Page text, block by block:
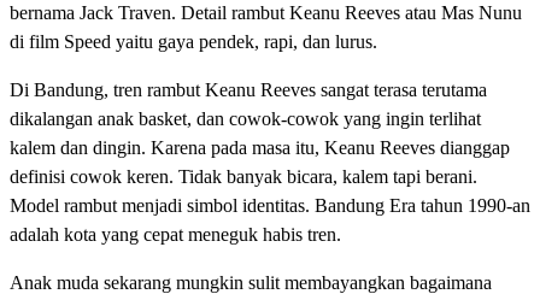
bernama Jack Traven. Detail rambut Keanu Reeves atau Mas Nunu
di film Speed yaitu gaya pendek, rapi, dan lurus.
Di Bandung, tren rambut Keanu Reeves sangat terasa terutama
dikalangan anak basket, dan cowok-cowok yang ingin terlihat
kalem dan dingin. Karena pada masa itu, Keanu Reeves dianggap
definisi cowok keren. Tidak banyak bicara, kalem tapi berani.
Model rambut menjadi simbol identitas. Bandung Era tahun 1990-an
adalah kota yang cepat meneguk habis tren.
Anak muda sekarang mungkin sulit membayangkan bagaimana